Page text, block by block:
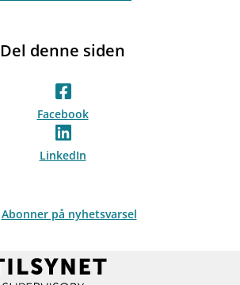
Del denne siden
Facebook
LinkedIn
Abonner på nyhetsvarsel